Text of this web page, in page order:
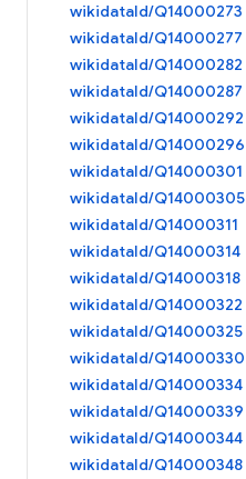
wikidataId/Q14000273
wikidataId/Q14000277
wikidataId/Q14000282
wikidataId/Q14000287
wikidataId/Q14000292
wikidataId/Q14000296
wikidataId/Q14000301
wikidataId/Q14000305
wikidataId/Q14000311
wikidataId/Q14000314
wikidataId/Q14000318
wikidataId/Q14000322
wikidataId/Q14000325
wikidataId/Q14000330
wikidataId/Q14000334
wikidataId/Q14000339
wikidataId/Q14000344
wikidataId/Q14000348